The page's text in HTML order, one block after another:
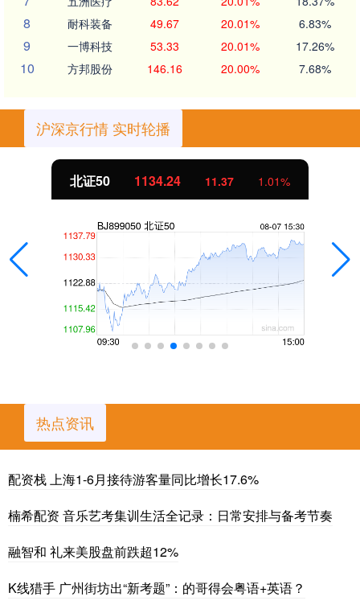
8 耐科装备 49.67 20.01% 6.83%
9 一博科技 53.33 20.01% 17.26%
10 方邦股份 146.16 20.00% 7.68%
沪深京行情 实时轮播
北证50 1134.24 11.37 1.01%
热点资讯
配资栈 上海1-6月接待游客量同比增长17.6%
楠希配资 音乐艺考集训生活全记录：日常安排与备考节奏
融智和 礼来美股盘前跌超12%
K线猎手 广州街坊出“新考题”：的哥得会粤语+英语？